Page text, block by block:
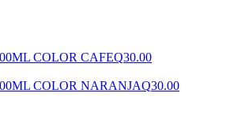
COLOR CAFEQ30.00
COLOR NARANJAQ30.00